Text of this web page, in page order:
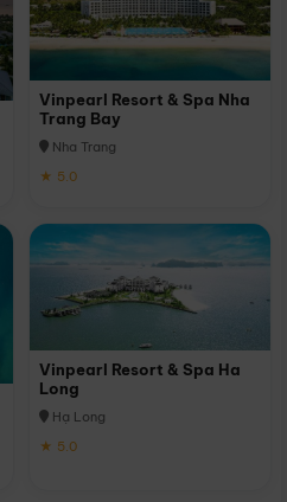
Vinpearl Resort & Spa Nha
Trang Bay
Nha Trang
★ 5.0
Vinpearl Resort & Spa Ha
Long
Hạ Long
★ 5.0